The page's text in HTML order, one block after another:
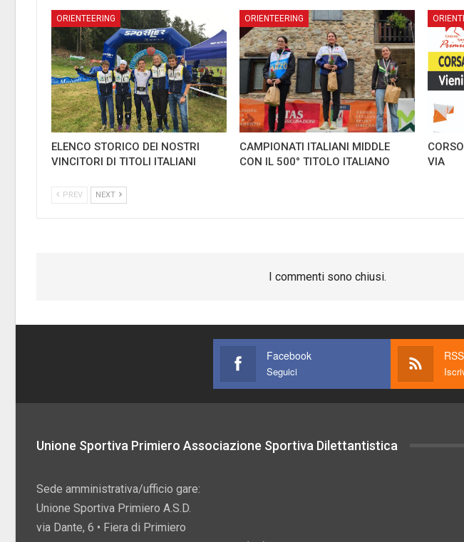
ORIENTEERING
ELENCO STORICO DEI NOSTRI
VINCITORI DI TITOLI ITALIANI
ORIENTEERING
CAMPIONATI ITALIANI MIDDLE
CON IL 500° TITOLO ITALIANO
VIA
PREV NEXT
I commenti sono chiusi.
Facebook
Seguici
RSS
Unione Sportiva Primiero Associazione Sportiva Dilettantistica
Sede amministrativa/ufficio gare:
Unione Sportiva Primiero A.S.D.
via Dante, 6 • Fiera di Primiero